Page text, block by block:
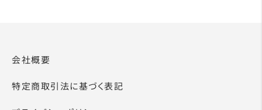
会社概要
特定商取引法に基づく表記